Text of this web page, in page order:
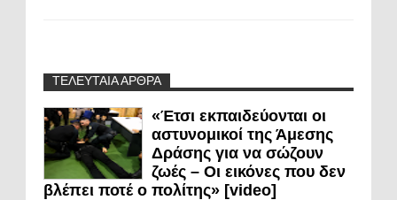
ΤΕΛΕΥΤΑΙΑ ΑΡΘΡΑ
«Έτσι εκπαιδεύονται οι
αστυνομικοί της Άμεσης
Δράσης για να σώζουν
ζωές – Οι εικόνες που δεν
βλέπει ποτέ ο πολίτης» [video]